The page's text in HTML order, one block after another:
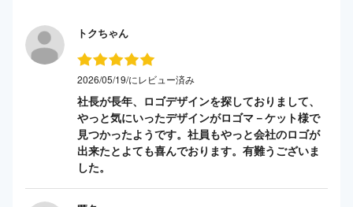
トクちゃん
2026/05/19/にレビュー済み
社長が長年、ロゴデザインを探しておりまして、
やっと気にいったデザインがロゴマ－ケット様で
見つかったようです。社員もやっと会社のロゴが
出来たとよても喜んでおります。有難うございま
した。